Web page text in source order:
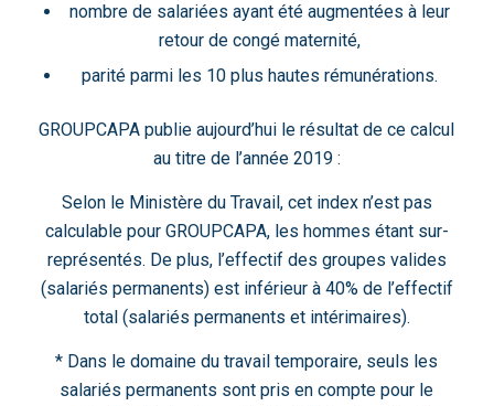
nombre de salariées ayant été augmentées à leur
retour de congé maternité,
parité parmi les 10 plus hautes rémunérations.
GROUPCAPA publie aujourd’hui le résultat de ce calcul
au titre de l’année 2019 :
Selon le Ministère du Travail, cet index n’est pas
calculable pour GROUPCAPA, les hommes étant sur-
représentés. De plus, l’effectif des groupes valides
(salariés permanents) est inférieur à 40% de l’effectif
total (salariés permanents et intérimaires).
* Dans le domaine du travail temporaire, seuls les
salariés permanents sont pris en compte pour le